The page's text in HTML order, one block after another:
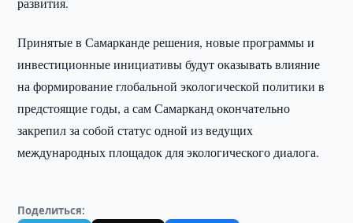
Принятые в Самарканде решения, новые программы и
инвестиционные инициативы будут оказывать влияние
на формирование глобальной экологической политики в
предстоящие годы, а сам Самарканд окончательно
закрепил за собой статус одной из ведущих
международных площадок для экологического диалога.
Поделиться: